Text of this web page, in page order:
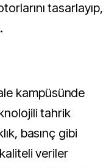
tasarlayıp,
kampüsünde
tahrik
basınç gibi
veriler